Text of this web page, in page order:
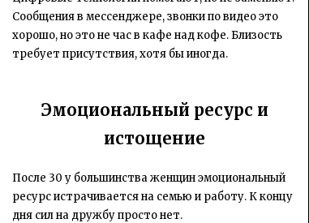
Сообщения в мессенджере, звонки по видео это
хорошо, но это не час в кафе над кофе. Близость
требует присутствия, хотя бы иногда.
Эмоциональный ресурс и
истощение
После 30 у большинства женщин эмоциональный
ресурс истрачивается на семью и работу. К концу
дня сил на дружбу просто нет.